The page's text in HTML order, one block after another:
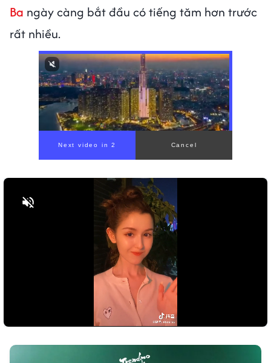
Ba ngày càng bắt đầu có tiếng tăm hơn trước
rất nhiều.